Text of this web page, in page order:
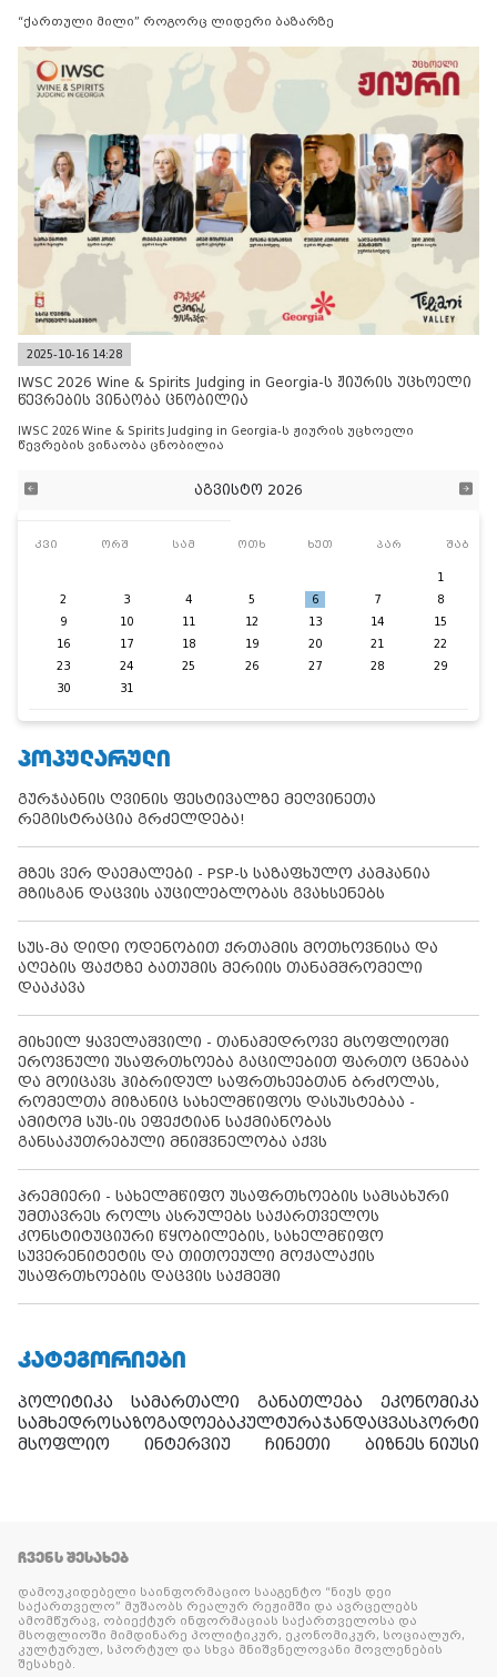
“ქართული მილი” როგორც ლიდერი ბაზარზე
2025-10-16 14:28
IWSC 2026 Wine & Spirits Judging in Georgia-ს ჟიურის უცხოელი
წევრების ვინაობა ცნობილია
IWSC 2026 Wine & Spirits Judging in Georgia-ს ჟიურის უცხოელი
წევრების ვინაობა ცნობილია
აგვისტო 2026
კვი ორშ სამ ოთხ ხუთ პარ შაბ
1
2
3 4 5 6 7
8
9
10 11 12 13 14
15
16
17 18 19 20 21
22
23
24 25 26 27 28
29
30
31
ᲞᲝᲞᲣᲚᲐᲠᲣᲚᲘ
გურჯაანის ღვინის ფესტივალზე მეღვინეთა
რეგისტრაცია გრძელდება!
მზეს ვერ დაემალები - PSP-ს საზაფხულო კამპანია
მზისგან დაცვის აუცილებლობას გვახსენებს
სუს-მა დიდი ოდენობით ქრთამის მოთხოვნისა და
აღების ფაქტზე ბათუმის მერიის თანამშრომელი
დააკავა
მიხეილ ყაველაშვილი - თანამედროვე მსოფლიოში
ეროვნული უსაფრთხოება გაცილებით ფართო ცნებაა
და მოიცავს ჰიბრიდულ საფრთხეებთან ბრძოლას,
რომელთა მიზანიც სახელმწიფოს დასუსტებაა -
ამიტომ სუს-ის ეფექტიან საქმიანობას
განსაკუთრებული მნიშვნელობა აქვს
პრემიერი - სახელმწიფო უსაფრთხოების სამსახური
უმთავრეს როლს ასრულებს საქართველოს
კონსტიტუციური წყობილების, სახელმწიფო
სუვერენიტეტის და თითოეული მოქალაქის
უსაფრთხოების დაცვის საქმეში
ᲙᲐᲢᲔᲒᲝᲠᲘᲔᲑᲘ
პოლიტიკა სამართალი განათლება
ეკონომიკა
სამხედროსაზოგადოებაკულტურაჯანდაცვასპორტი
მსოფლიო
ინტერვიუ ჩინეთი ბიზნეს ნიუსი
ᲩᲕᲔᲜᲡ ᲨᲔᲡᲐᲮᲔᲑ
დამოუკიდებელი საინფორმაციო სააგენტო “ნიუს დეი
საქართველო” მუშაობს რეალურ რეჟიმში და ავრცელებს
ამომწურავ, ობიექტურ ინფორმაციას საქართველოსა და
მსოფლიოში მიმდინარე პოლიტიკურ, ეკონომიკურ, სოციალურ,
კულტურულ, სპორტულ და სხვა მნიშვნელოვანი მოვლენების
შესახებ.